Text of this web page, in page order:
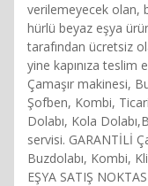
verilemeyecek olan,
hürlü beyaz eşya
tarafından ücretsiz
yine kapınıza teslim
Çamaşır makinesi,
Şofben, Kombi,
Dolabı, Kola
servisi. GARANTİLİ
Buzdolabı, Kombi,
EŞYA SATIŞ